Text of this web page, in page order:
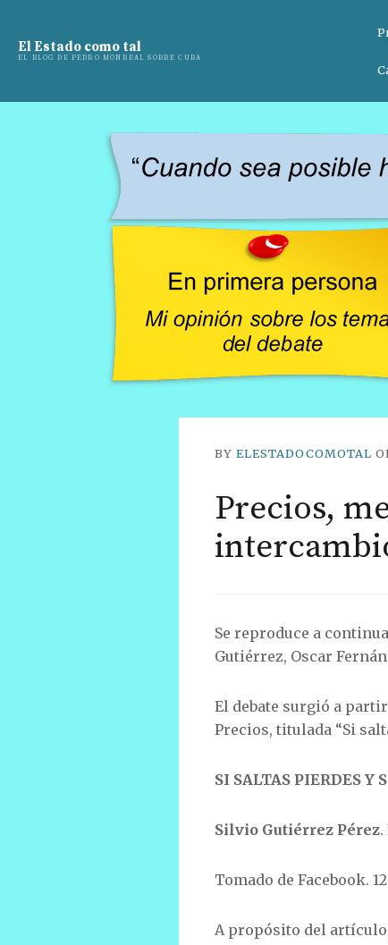
El Estado como tal
EL BLOG DE PEDRO MONREAL SOBRE CUBA
BY ELESTADOCOMOTAL
Precios,
Se reproduce a
Gutiérrez, Oscar
El debate surgió a
Precios, titulada “Si
SI SALTAS PIERDES Y
Silvio Gutiérrez Pérez
Tomado de Facebook.
A propósito del artículo